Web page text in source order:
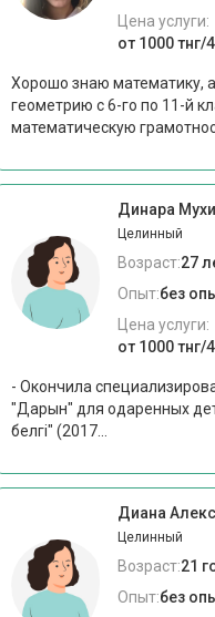
Цена услуги:
от 1000 тнг/
Хорошо знаю математику,
геометрию с 6-го по 11-й
математическую
Динара
Целинный
Возраст:27
Опыт:без
Цена услуги:
от 1000 тнг/
- Окончила
"Дарын" для одаренных
белгі" (2017...
Диана
Целинный
Возраст:21
Опыт:без